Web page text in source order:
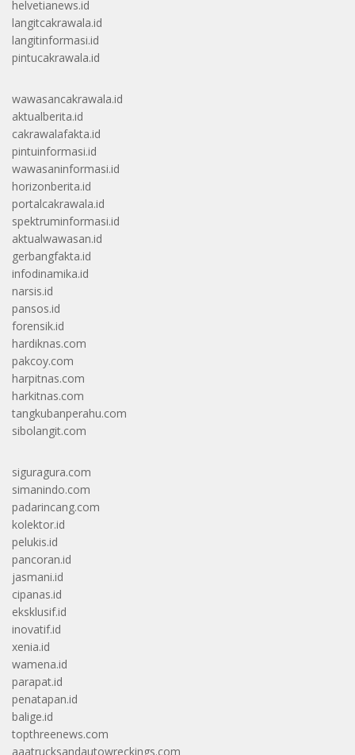
helvetianews.id
langitcakrawala.id
langitinformasi.id
pintucakrawala.id
wawasancakrawala.id
aktualberita.id
cakrawalafakta.id
pintuinformasi.id
wawasaninformasi.id
horizonberita.id
portalcakrawala.id
spektruminformasi.id
aktualwawasan.id
gerbangfakta.id
infodinamika.id
narsis.id
pansos.id
forensik.id
hardiknas.com
pakcoy.com
harpitnas.com
harkitnas.com
tangkubanperahu.com
sibolangit.com
siguragura.com
simanindo.com
padarincang.com
kolektor.id
pelukis.id
pancoran.id
jasmani.id
cipanas.id
eksklusif.id
inovatif.id
xenia.id
wamena.id
parapat.id
penatapan.id
balige.id
topthreenews.com
aaatrucksandautowreckings.com